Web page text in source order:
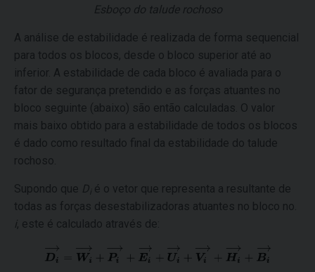
Esboço do talude rochoso
A análise de estabilidade é realizada de forma sequencial
para todos os blocos, desde o bloco superior até ao
inferior. A estabilidade de cada bloco é avaliada para o
fator de segurança pretendido e as forças atuantes no
bloco seguinte (abaixo) são então calculadas. O valor
mais baixo obtido para a estabilidade de todos os blocos
é dado como resultado final da estabilidade do talude
rochoso.
Supondo que Di é o vetor que representa a resultante de
todas as forças desestabilizadoras atuantes no bloco no.
i, este é calculado através de: